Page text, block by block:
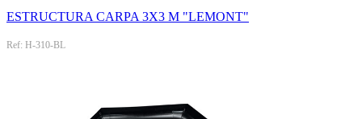
ESTRUCTURA CARPA 3X3 M "LEMONT"
Ref: H-310-BL